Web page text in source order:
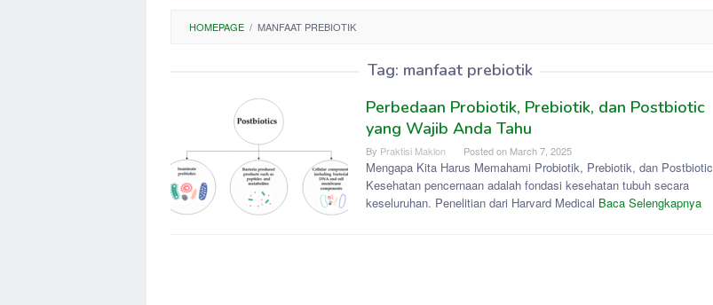
HOMEPAGE / MANFAAT PREBIOTIK
Tag: manfaat prebiotik
Perbedaan Probiotik, Prebiotik, dan Postbiotic
yang Wajib Anda Tahu
By Praktisi Maklon Posted on March 7, 2025
Mengapa Kita Harus Memahami Probiotik, Prebiotik, dan Postbiotic
Kesehatan pencernaan adalah fondasi kesehatan tubuh secara
keseluruhan. Penelitian dari Harvard Medical Baca Selengkapnya